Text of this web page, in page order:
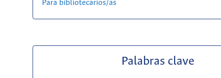
Para bibliotecarios/as
Palabras clave